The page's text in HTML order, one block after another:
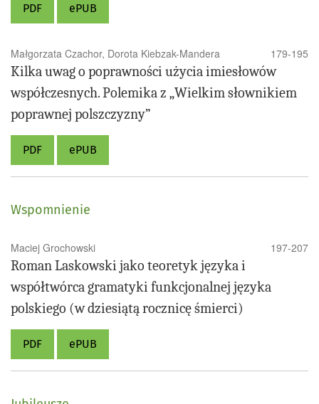
PDF ePUB
Małgorzata Czachor, Dorota Kiebzak-Mandera 179-195
Kilka uwag o poprawności użycia imiesłowów
współczesnych. Polemika z „Wielkim słownikiem
poprawnej polszczyzny”
PDF ePUB
Wspomnienie
Maciej Grochowski 197-207
Roman Laskowski jako teoretyk języka i
współtwórca gramatyki funkcjonalnej języka
polskiego (w dziesiątą rocznicę śmierci)
PDF ePUB